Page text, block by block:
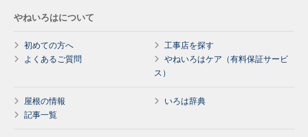
やねいろはについて
初めての方へ
工事店を探す
よくあるご質問
やねいろはケア（有料保証サービ
ス）
屋根の情報
いろは辞典
記事一覧